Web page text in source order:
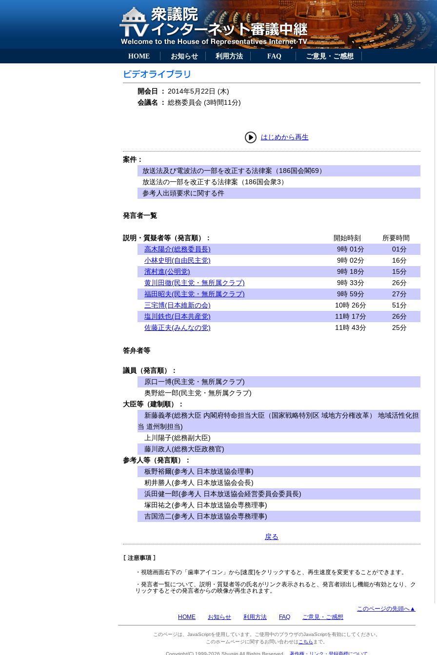
HOME お知らせ 利用方法 FAQ ご意見・ご感想
開会日 ： 2014年5月22日 (木)
会議名
： 総務委員会 (3時間11分)
はじめから再生
案件：
放送法及び電波法の一部を改正する法律案（186国会閣69）
放送法の一部を改正する法律案（186国会衆3）
参考人出頭要求に関する件
発言者一覧
説明・質疑者等（発言順）： 開始時刻
所要時間
高木陽介(総務委員長)
9時 01分
01分
小林史明(自由民主党)
9時 02分
16分
濱村進(公明党)
9時 18分
15分
黄川田徹(民主党・無所属クラブ)
9時 33分
26分
福田昭夫(民主党・無所属クラブ)
9時 59分
27分
三宅博(日本維新の会)
10時 26分
51分
塩川鉄也(日本共産党)
11時 17分
26分
佐藤正夫(みんなの党)
11時 43分 25分
答弁者等
議員（発言順）：
原口一博(民主党・無所属クラブ)
奥野総一郎(民主党・無所属クラブ)
大臣等（建制順）：
新藤義孝(総務大臣 内閣府特命担当大臣（国家戦略特別区 域地方分権改革） 地域活性化担
当 道州制担当)
上川陽子(総務副大臣)
藤川政人(総務大臣政務官)
参考人等（発言順）：
板野裕爾(参考人 日本放送協会理事)
籾井勝人(参考人 日本放送協会会長)
浜田健一郎(参考人 日本放送協会経営委員会委員長)
塚田祐之(参考人 日本放送協会専務理事)
吉国浩二(参考人 日本放送協会専務理事)
戻る
・視聴画面右下の「歯車アイコン」から[速度]をクリックすると、再生速度を変更することができます。
・発言者一覧について、説明・質疑者等の氏名がリンク表示されると、発言者頭出し機能が有効となり、ク
リックするとその発言者からの映像が再生されます。
このページの先頭へ▲
HOME
お知らせ 利用方法 FAQ ご意見・ご感想
このページは、JavaScriptを使用しています。ご使用中のブラウザのJavaScriptを有効にしてください。
このホームページに関するお問い合わせは こちら まで。
Copyright(C) 1999-2026 Shugiin All Rights Reserved. 著作権・リンク・登録商標について